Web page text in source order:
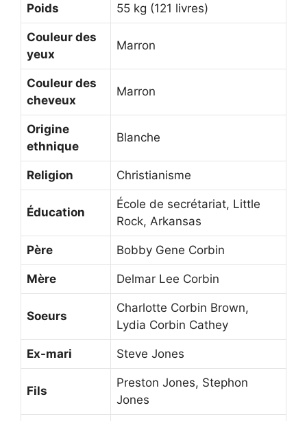
Poids 55 kg (121 livres)
Couleur des
yeux
Marron
Couleur des
cheveux
Marron
Origine
ethnique
Blanche
Religion Christianisme
Éducation
École de secrétariat, Little
Rock, Arkansas
Père Bobby Gene Corbin
Mère Delmar Lee Corbin
Soeurs
Charlotte Corbin Brown,
Lydia Corbin Cathey
Ex-mari Steve Jones
Fils
Preston Jones, Stephon
Jones